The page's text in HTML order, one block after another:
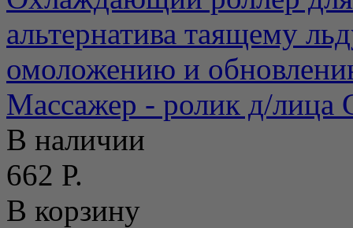
альтернатива таящему
омоложению и
Массажер - ролик д/лица
В наличии
662 Р.
В корзину